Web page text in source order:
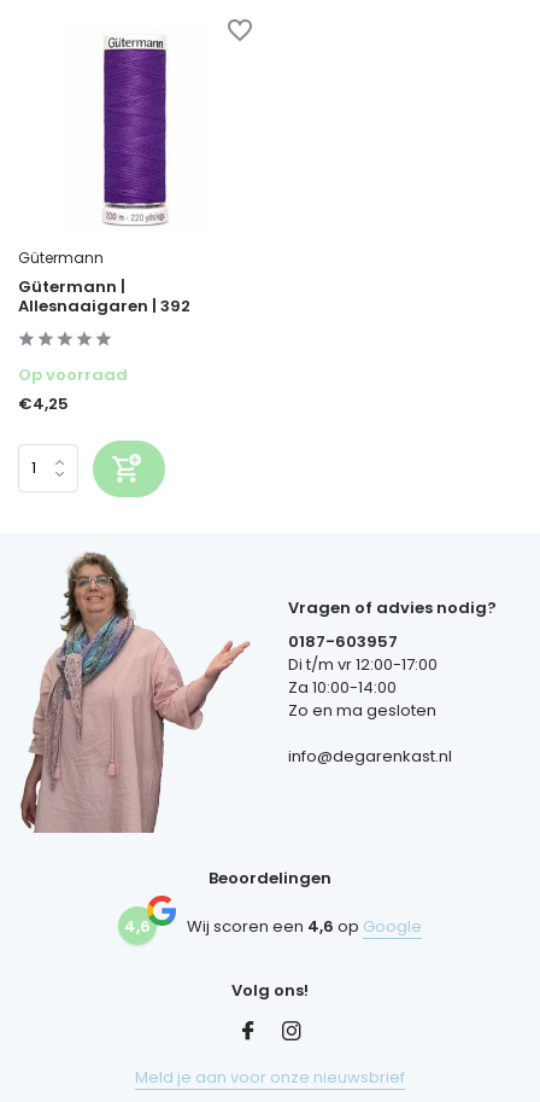
Gütermann
Gütermann |
Allesnaaigaren | 392
Op voorraad
€4,25
Vragen of advies nodig?
0187-603957
Di t/m vr 12:00-17:00
Za 10:00-14:00
Zo en ma gesloten
info@degarenkast.nl
Beoordelingen
4,6 Wij scoren een 4,6 op Google
Volg ons!
Meld je aan voor onze nieuwsbrief